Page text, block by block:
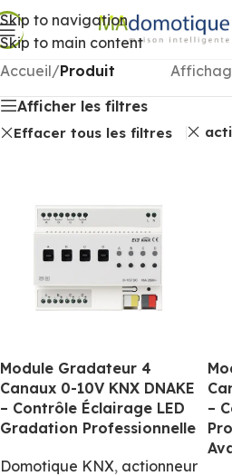
Skip to navigation
Skip to main content
Accueil/Produit
Afficher les filtres
Effacer tous les filtres
Module Gradateur 4
Canaux 0-10V KNX DNAKE
– Contrôle Éclairage LED
Gradation Professionnelle
Domotique KNX, actionneur
–